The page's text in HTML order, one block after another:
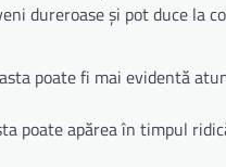
dureroase și pot duce la
poate fi mai evidentă
poate apărea în timpul